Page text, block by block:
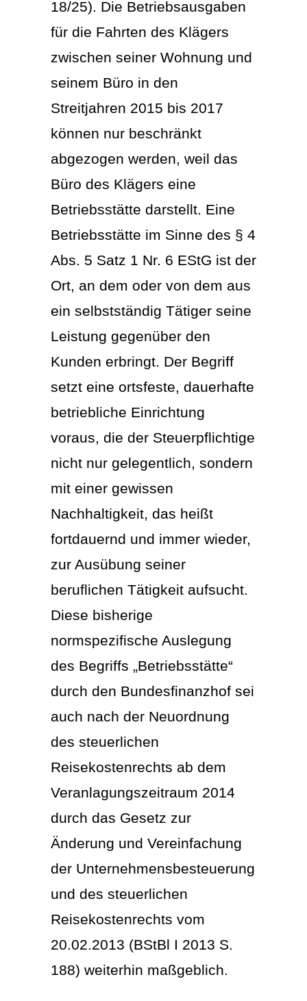
18/25). Die Betriebsausgaben
für die Fahrten des Klägers
zwischen seiner Wohnung und
seinem Büro in den
Streitjahren 2015 bis 2017
können nur beschränkt
abgezogen werden, weil das
Büro des Klägers eine
Betriebsstätte darstellt. Eine
Betriebsstätte im Sinne des § 4
Abs. 5 Satz 1 Nr. 6 EStG ist der
Ort, an dem oder von dem aus
ein selbstständig Tätiger seine
Leistung gegenüber den
Kunden erbringt. Der Begriff
setzt eine ortsfeste, dauerhafte
betriebliche Einrichtung
voraus, die der Steuerpflichtige
nicht nur gelegentlich, sondern
mit einer gewissen
Nachhaltigkeit, das heißt
fortdauernd und immer wieder,
zur Ausübung seiner
beruflichen Tätigkeit aufsucht.
Diese bisherige
normspezifische Auslegung
des Begriffs „Betriebsstätte“
durch den Bundesfinanzhof sei
auch nach der Neuordnung
des steuerlichen
Reisekostenrechts ab dem
Veranlagungszeitraum 2014
durch das Gesetz zur
Änderung und Vereinfachung
der Unternehmensbesteuerung
und des steuerlichen
Reisekostenrechts vom
20.02.2013 (BStBl I 2013 S.
188) weiterhin maßgeblich.